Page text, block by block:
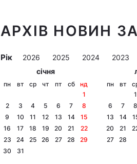
АРХІВ НОВИН
Рік 2026 2025 2024 2023
січня
пн вт ср чт пт сб
нд
1
2
3 4 5 6 7
8
9
10 11 12 13 14
15
16
17 18 19 20 21
22
23
24 25 26 27 28
29
30
31
пн вт
1
6
7 8
13
14
20
21
27
28